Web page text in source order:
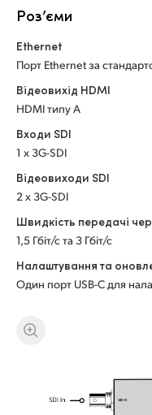
Poland
Singapore
South Africa
Spain
Sweden
Chinese Taipei
United States
Poland
Singapore
South Africa
Spain
Sweden
Chinese Taipei
United States
Роз’єми
Ethernet
Порт Ethernet за
Відеовихід HDMI
HDMI типу A
Входи SDI
1 x 3G-SDI
Відеовиходи SDI
2 x 3G-SDI
Швидкість передачі
1,5 Гбіт/с та 3 Гбіт/с
Налаштування та
Один порт USB-C для